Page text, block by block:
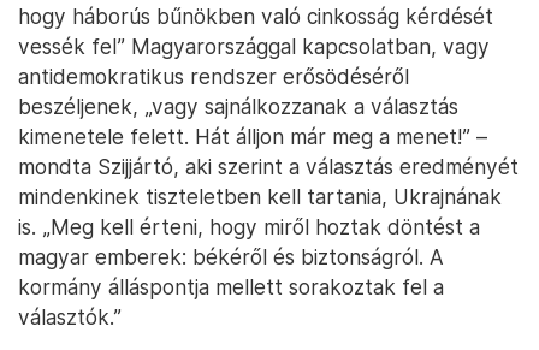
hogy háborús bűnökben való cinkosság kérdését
vessék fel” Magyarországgal kapcsolatban, vagy
antidemokratikus rendszer erősödéséről
beszéljenek, „vagy sajnálkozzanak a választás
kimenetele felett. Hát álljon már meg a menet!” –
mondta Szijjártó, aki szerint a választás eredményét
mindenkinek tiszteletben kell tartania, Ukrajnának
is. „Meg kell érteni, hogy miről hoztak döntést a
magyar emberek: békéről és biztonságról. A
kormány álláspontja mellett sorakoztak fel a
választók.”